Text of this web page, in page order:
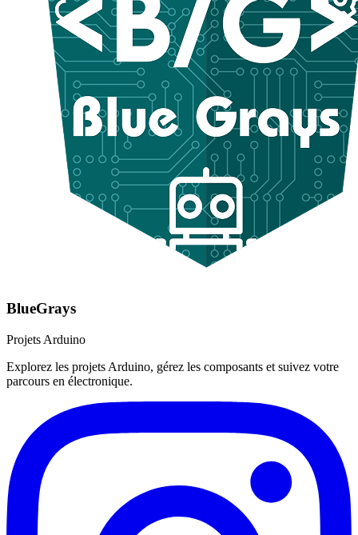
BlueGrays
Projets Arduino
Explorez les projets Arduino, gérez les composants et suivez votre
parcours en électronique.